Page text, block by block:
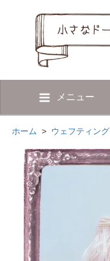
メニュー
ホーム > ウェフティング